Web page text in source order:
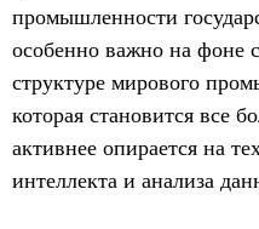
промышленности
особенно важно на фоне
структуре мирового
которая становится все
активнее опирается на
интеллекта и анализа